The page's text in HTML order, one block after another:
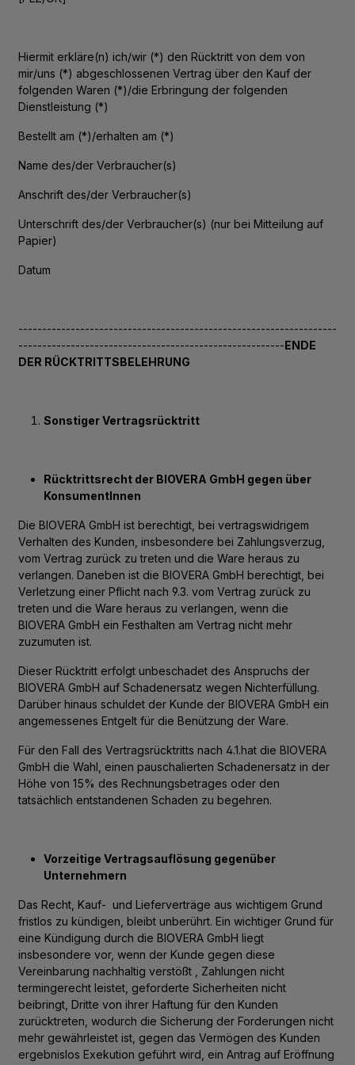
Hiermit erkläre(n) ich/wir (*) den Rücktritt von dem von
mir/uns (*) abgeschlossenen Vertrag über den Kauf der
folgenden Waren (*)/die Erbringung der folgenden
Dienstleistung (*)
Bestellt am (*)/erhalten am (*)
Name des/der Verbraucher(s)
Anschrift des/der Verbraucher(s)
Unterschrift des/der Verbraucher(s) (nur bei Mitteilung auf
Papier)
Datum
-------------------------------------------------------------------
--------------------------------------------------------ENDE
DER RÜCKTRITTSBELEHRUNG
Sonstiger Vertragsrücktritt
Rücktrittsrecht der BIOVERA GmbH gegen über
KonsumentInnen
Die BIOVERA GmbH ist berechtigt, bei vertragswidrigem
Verhalten des Kunden, insbesondere bei Zahlungsverzug,
vom Vertrag zurück zu treten und die Ware heraus zu
verlangen. Daneben ist die BIOVERA GmbH berechtigt, bei
Verletzung einer Pflicht nach 9.3. vom Vertrag zurück zu
treten und die Ware heraus zu verlangen, wenn die
BIOVERA GmbH ein Festhalten am Vertrag nicht mehr
zuzumuten ist.
Dieser Rücktritt erfolgt unbeschadet des Anspruchs der
BIOVERA GmbH auf Schadenersatz wegen Nichterfüllung.
Darüber hinaus schuldet der Kunde der BIOVERA GmbH ein
angemessenes Entgelt für die Benützung der Ware.
Für den Fall des Vertragsrücktritts nach 4.1.hat die BIOVERA
GmbH die Wahl, einen pauschalierten Schadenersatz in der
Höhe von 15% des Rechnungsbetrages oder den
tatsächlich entstandenen Schaden zu begehren.
Vorzeitige Vertragsauflösung gegenüber
Unternehmern
Das Recht, Kauf‐ und Lieferverträge aus wichtigem Grund
fristlos zu kündigen, bleibt unberührt. Ein wichtiger Grund für
eine Kündigung durch die BIOVERA GmbH liegt
insbesondere vor, wenn der Kunde gegen diese
Vereinbarung nachhaltig verstößt , Zahlungen nicht
termingerecht leistet, geforderte Sicherheiten nicht
beibringt, Dritte von ihrer Haftung für den Kunden
zurücktreten, wodurch die Sicherung der Forderungen nicht
mehr gewährleistet ist, gegen das Vermögen des Kunden
ergebnislos Exekution geführt wird, ein Antrag auf Eröffnung